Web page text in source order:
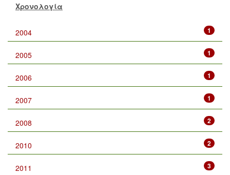
Χρονολογία
1
2004
1
2005
1
2006
1
2007
2
2008
2
2010
3
2011